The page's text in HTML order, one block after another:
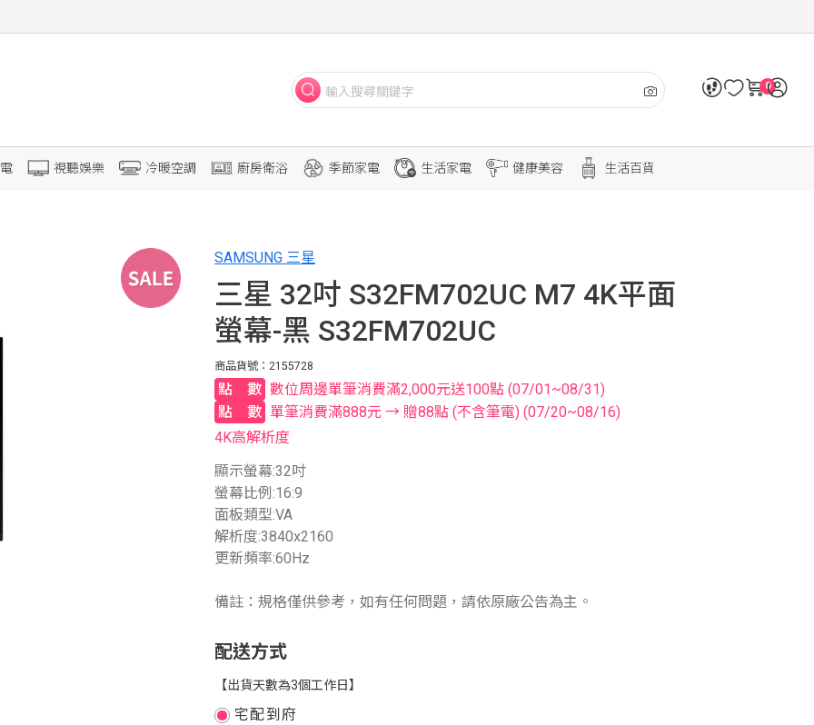
0
視聽娛樂 冷暖空調 廚房衛浴 季節家電 生活家電 健康美容 生活百貨
SAMSUNG 三星
三星 32吋 S32FM702UC M7 4K平面
螢幕-黑 S32FM702UC
商品貨號：2155728
點數 數位周邊單筆消費滿2,000元送100點 (07/01~08/31)
點數 單筆消費滿888元 → 贈88點 (不含筆電) (07/20~08/16)
4K高解析度
顯示螢幕:32吋
螢幕比例:16:9
面板類型:VA
解析度:3840x2160
更新頻率:60Hz
備註：規格僅供參考，如有任何問題，請依原廠公告為主。
配送方式
【出貨天數為3個工作日】
宅配到府